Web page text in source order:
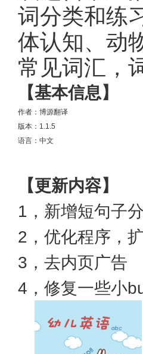
词分类和练
体认知、动
常见词汇，
【基本信息】
作者：博源翻译
版本：1.1.5
语言：中文
【更新内容】
1，新增短句子分
2，优化程序，
3，去内页广告
4，修复一些小